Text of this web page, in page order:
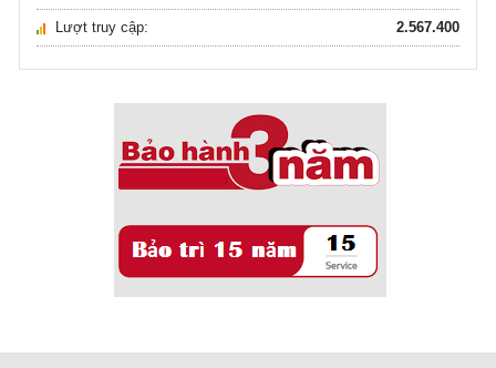
Sử dụng năng lượng mặt trời để xử lý ...
Sử dụng năng lượng mặt trời để xử lý ...
Lượt truy cập: 2.567.400